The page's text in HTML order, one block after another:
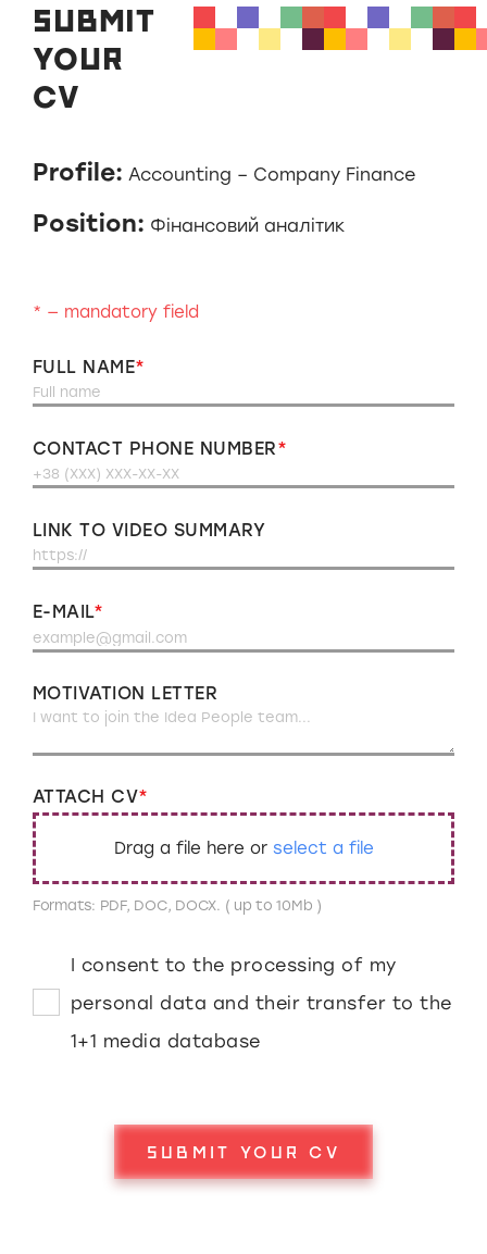
SUBMIT
YOUR
CV
Profile: Accounting – Company Finance
Position: Фінансовий аналітик
* — mandatory field
FULL NAME
CONTACT PHONE NUMBER
LINK TO VIDEO SUMMARY
E-MAIL
ATTACH CV
Drag a file here or select a file
Formats: PDF, DOC, DOCX. ( up to 10Mb )
MOTIVATION LETTER
i consent to the processing of my
personal data and their transfer to the
1+1 media database
SUBMIT YOUR CV